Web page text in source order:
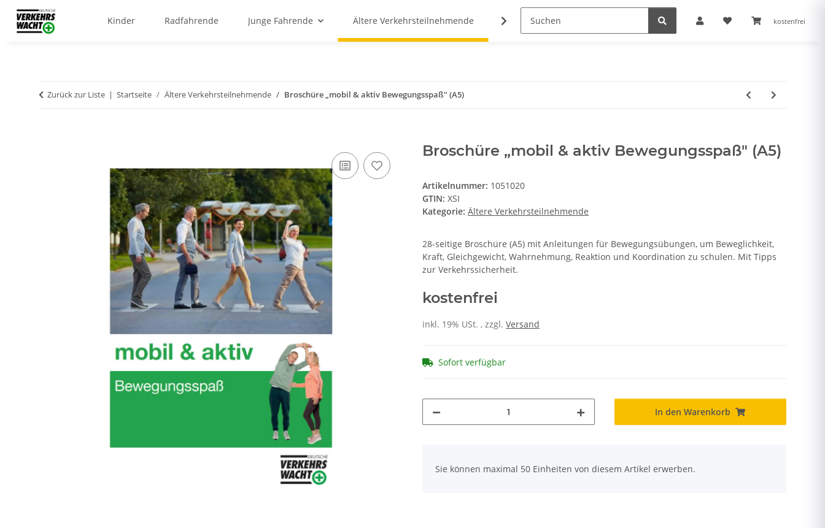
kostenfrei
Kinder Radfahrende Junge Fahrende Ältere Verkehrsteilnehmende Cannabis
Zurück zur Liste Startseite Ältere Verkehrsteilnehmende Broschüre „mobil & aktiv Bewegungsspaß" (A5)
Broschüre „mobil & aktiv Bewegungsspaß" (A5)
Artikelnummer: 1051020
GTIN: XSI
Kategorie: Ältere Verkehrsteilnehmende
28-seitige Broschüre (A5) mit Anleitungen für Bewegungsübungen, um Beweglichkeit,
Kraft, Gleichgewicht, Wahrnehmung, Reaktion und Koordination zu schulen. Mit Tipps
zur Verkehrssicherheit.
kostenfrei
inkl. 19% USt. , zzgl. Versand
Sofort verfügbar
In den Warenkorb
Sie können maximal 50 Einheiten von diesem Artikel erwerben.